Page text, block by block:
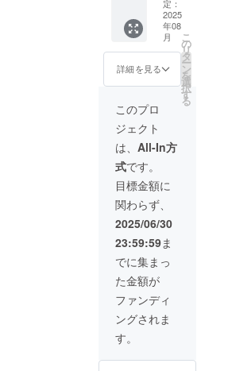
況、製
造工程
上の都
合等に
より出
荷時期
があり
ます。
40%OF
F］ ※デ
ザイ
ン・仕
様は変
更にな
る可能
性もご
ざいま
す。ご
了承く
ださ
い。 ※
ご注文
状況、
使用部
材の供
給状
況、製
造工程
上の都
合等に
より出
荷時期
があり
定：
2025
年08
月
詳細を見る
こ
の
リ
タ
ー
ン
を
選
択
す
る
このプロ
ジェクト
は、 All-In方
式です。
目標金額に
関わらず、
2025/06/30
23:59:59ま
でに集まっ
た金額が
ファンディ
ングされま
す。